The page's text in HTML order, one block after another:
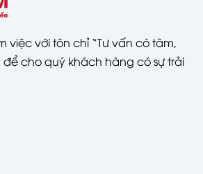
việc với tôn chỉ “Tư vấn có tâm,
để cho quý khách hàng có sự trải